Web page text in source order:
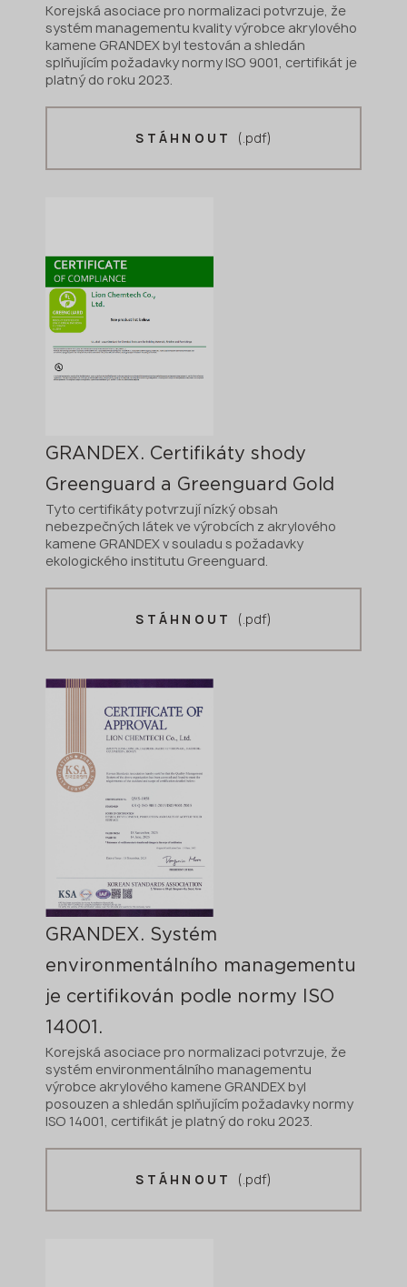
Korejská asociace pro normalizaci potvrzuje, že
systém managementu kvality výrobce akrylového
kamene GRANDEX byl testován a shledán
splňujícím požadavky normy ISO 9001, certifikát je
platný do roku 2023.
STÁHNOUT (.pdf)
GRANDEX. Certifikáty shody
Greenguard a Greenguard Gold
Tyto certifikáty potvrzují nízký obsah
nebezpečných látek ve výrobcích z akrylového
kamene GRANDEX v souladu s požadavky
ekologického institutu Greenguard.
STÁHNOUT (.pdf)
GRANDEX. Systém
environmentálního managementu
je certifikován podle normy ISO
14001.
Korejská asociace pro normalizaci potvrzuje, že
systém environmentálního managementu
výrobce akrylového kamene GRANDEX byl
posouzen a shledán splňujícím požadavky normy
ISO 14001, certifikát je platný do roku 2023.
STÁHNOUT (.pdf)